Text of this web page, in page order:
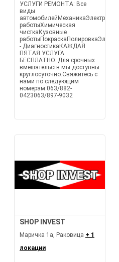
УСЛУГИ РЕМОНТА: Все
виды
работыХимическая
чисткаКузовные
- ДиагностикаКАЖДАЯ
ПЯТАЯ УСЛУГА
БЕСПЛАТНО. Для срочных
вмешательств мы доступны
круглосуточно.Свяжитесь с
нами по следующим
номерам:063/882-
0423063/897-9032
SHOP INVEST
Маричка 1а, Раковица + 1
локации